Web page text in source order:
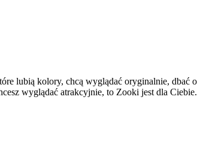
lubią kolory, chcą wyglądać oryginalnie, dbać
wyglądać atrakcyjnie, to Zooki jest dla Ciebie.